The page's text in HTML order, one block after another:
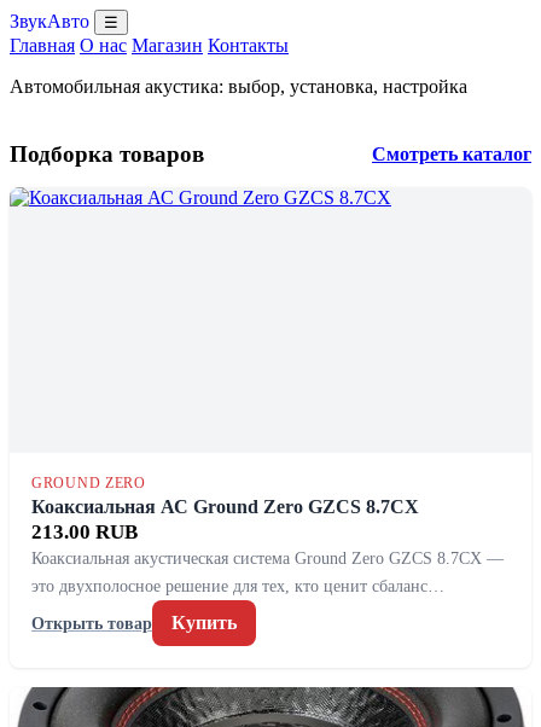
ЗвукАвто ☰
Главная О нас Магазин Контакты
Автомобильная акустика: выбор, установка, настройка
Подборка товаров Смотреть каталог
GROUND ZERO
Коаксиальная АС Ground Zero GZCS 8.7CX
213.00 RUB
Коаксиальная акустическая система Ground Zero GZCS 8.7CX —
это двухполосное решение для тех, кто ценит сбаланс…
Открыть товар
Купить